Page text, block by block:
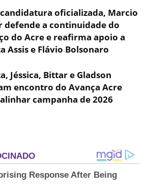
oficializada, Marcio
defende a continuidade do
do Acre e reafirma apoio a
Assis e Flávio Bolsonaro
Jéssica, Bittar e Gladson
encontro do Avança Acre
campanha de 2026